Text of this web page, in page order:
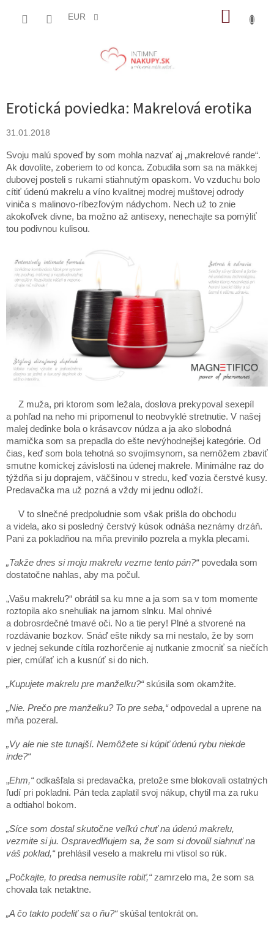
EUR
Erotická poviedka: Makrelová erotika
31.01.2018
Svoju malú spoveď by som mohla nazvať aj „makrelové rande“.
Ak dovolíte, zoberiem to od konca. Zobudila som sa na mäkkej
dubovej posteli s rukami stiahnutým opaskom. Vo vzduchu bolo
cítiť údenú makrelu a víno kvalitnej modrej muštovej odrody
viniča s malinovo-ríbezľovým nádychom. Nech už to znie
akokoľvek divne, ba možno až antisexy, nenechajte sa pomýliť
tou podivnou kulisou.
Z muža, pri ktorom som ležala, doslova prekypoval sexepíl
a pohľad na neho mi pripomenul to neobvyklé stretnutie. V našej
malej dedinke bola o krásavcov núdza a ja ako slobodná
mamička som sa prepadla do ešte nevýhodnejšej kategórie. Od
čias, keď som bola tehotná so svojímsynom, sa nemôžem zbaviť
smutne komickej závislosti na údenej makrele. Minimálne raz do
týždňa si ju doprajem, väčšinou v stredu, keď vozia čerstvé kusy.
Predavačka ma už pozná a vždy mi jednu odloží.
V to slnečné predpoludnie som však prišla do obchodu
a videla, ako si posledný čerstvý kúsok odnáša neznámy drzáň.
Pani za pokladňou na mňa previnilo pozrela a mykla plecami.
„Takže dnes si moju makrelu vezme tento pán?“povedala som
dostatočne nahlas, aby ma počul.
„Vašu makrelu?“ obrátil sa ku mne a ja som sa v tom momente
roztopila ako snehuliak na jarnom slnku. Mal ohnivé
a dobrosrdečné tmavé oči. No a tie pery! Plné a stvorené na
rozdávanie bozkov. Snáď ešte nikdy sa mi nestalo, že by som
v jednej sekunde cítila rozhorčenie aj nutkanie zmocniť sa niečích
pier, cmúľať ich a kusnúť si do nich.
„Kupujete makrelu pre manželku?“skúsila som okamžite.
„Nie. Prečo pre manželku? To pre seba,“odpovedal a uprene na
mňa pozeral.
„Vy ale nie ste tunajší. Nemôžete si kúpiť údenú rybu niekde
inde?“
„Ehm,“odkašľala si predavačka, pretože sme blokovali ostatných
ľudí pri pokladni. Pán teda zaplatil svoj nákup, chytil ma za ruku
a odtiahol bokom.
„Síce som dostal skutočne veľkú chuť na údenú makrelu,
vezmite si ju. Ospravedlňujem sa, že som si dovolil siahnuť na
váš poklad,“prehlásil veselo a makrelu mi vtisol so rúk.
„Počkajte, to predsa nemusíte robiť,“zamrzelo ma, že som sa
chovala tak netaktne.
„A čo takto podeliť sa o ňu?“skúšal tentokrát on.